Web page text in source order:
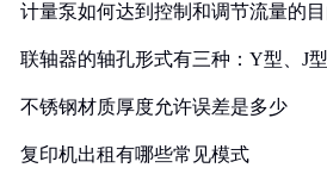
计量泵如何达到控制和调节流量的
联轴器的轴孔形式有三种：Y型、J
不锈钢材质厚度允许误差是多少
复印机出租有哪些常见模式